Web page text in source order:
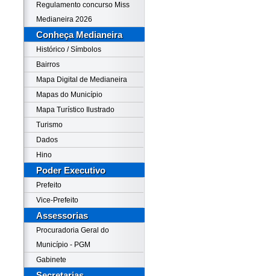
Regulamento concurso Miss
Medianeira 2026
Conheça Medianeira
Histórico / Símbolos
Bairros
Mapa Digital de Medianeira
Mapas do Município
Mapa Turístico Ilustrado
Turismo
Dados
Hino
Poder Executivo
Prefeito
Vice-Prefeito
Assessorias
Procuradoria Geral do
Município - PGM
Gabinete